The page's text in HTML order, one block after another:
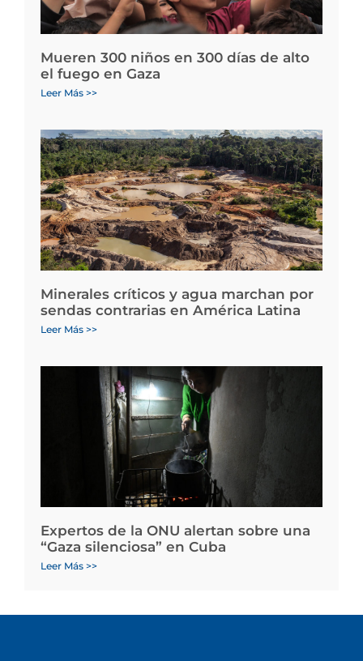
Mueren 300 niños en 300 días de alto
el fuego en Gaza
Leer Más >>
Minerales críticos y agua marchan por
sendas contrarias en América Latina
Leer Más >>
Expertos de la ONU alertan sobre una
“Gaza silenciosa” en Cuba
Leer Más >>